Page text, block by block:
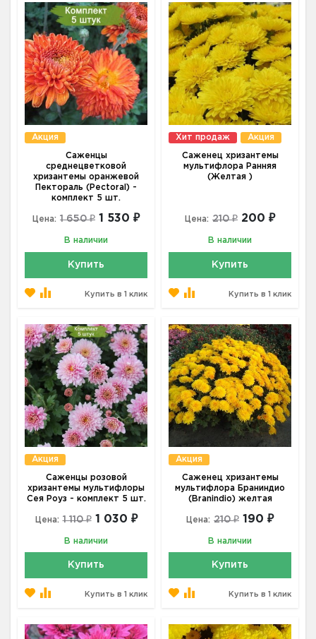
Акция
Саженцы
среднецветковой
хризантемы оранжевой
Пектораль (Pectoral) -
комплект 5 шт.
Цена: 1 650 ₽ 1 530 ₽
В наличии
Купить
Купить в 1 клик
Хит продаж Акция
Саженец хризантемы
мультифлора Ранняя
(Желтая )
Цена: 210 ₽ 200 ₽
В наличии
Купить
Купить в 1 клик
Акция
Саженцы розовой
хризантемы мультифлоры
Сея Роуз - комплект 5 шт.
Цена: 1 110 ₽ 1 030 ₽
В наличии
Купить
Купить в 1 клик
Акция
Саженец хризантемы
мультифлора Браниндио
(Branindio) желтая
Цена: 210 ₽ 190 ₽
В наличии
Купить
Купить в 1 клик